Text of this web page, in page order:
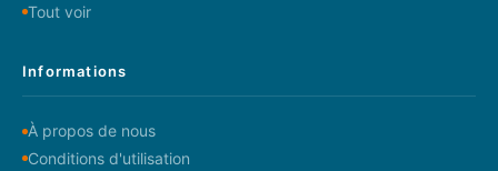
Tout voir
Informations
À propos de nous
Conditions d'utilisation